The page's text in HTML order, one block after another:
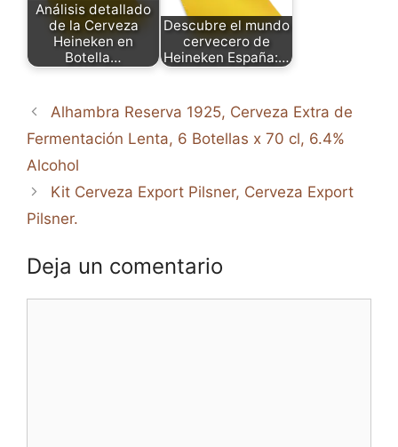
Análisis detallado
de la Cerveza
Heineken en
Botella…
Descubre el mundo
cervecero de
Heineken España:…
Alhambra Reserva 1925, Cerveza Extra de
Fermentación Lenta, 6 Botellas x 70 cl, 6.4%
Alcohol
Kit Cerveza Export Pilsner, Cerveza Export
Pilsner.
Deja un comentario